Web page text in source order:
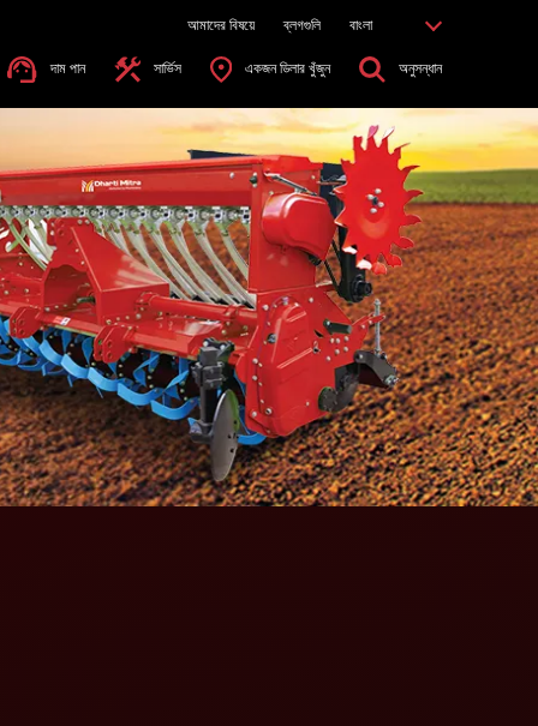
আমাদের বিষয়ে ব্লগগুলি বাংলা
দাম পান সার্ভিস একজন ডিলার খুঁজুন অনুসন্ধান